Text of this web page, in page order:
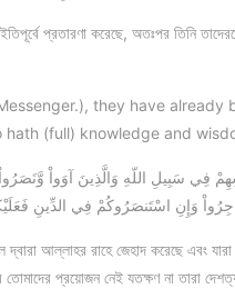
প্রতারণা করেছে, অতঃপর তিনি
they have already
hath (full) knowledge and
وَإِنِ اسْتَنصَرُوكُمْ فِي الدِّينِ
আল্লাহর রাহে জেহাদ করেছে এবং
প্রয়োজন নেই যতক্ষণ না তারা